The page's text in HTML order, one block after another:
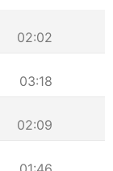
02:02
03:18
02:09